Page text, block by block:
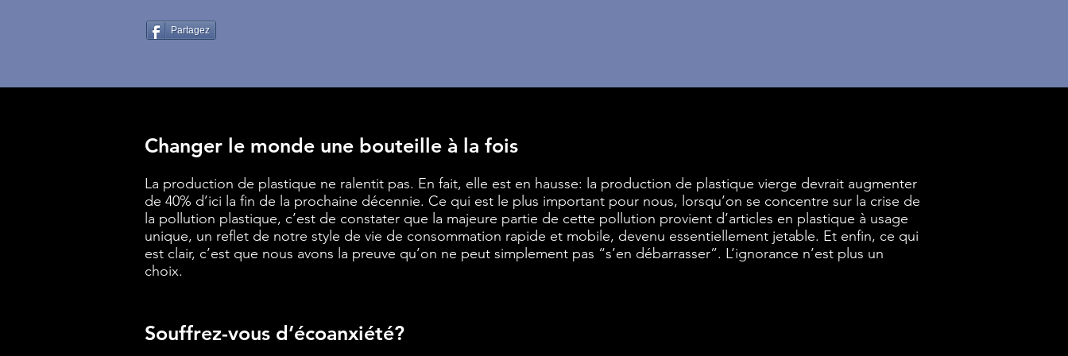
Partagez
Changer le monde une bouteille à la fois
La production de plastique ne ralentit pas. En fait, elle est en hausse: la production de plastique vierge devrait augmenter
de 40% d’ici la fin de la prochaine décennie. Ce qui est le plus important pour nous, lorsqu’on se concentre sur la crise de
la pollution plastique, c’est de constater que la majeure partie de cette pollution provient d’articles en plastique à usage
unique, un reflet de notre style de vie de consommation rapide et mobile, devenu essentiellement jetable. Et enfin, ce qui
est clair, c’est que nous avons la preuve qu’on ne peut simplement pas “s’en débarrasser”. L’ignorance n’est plus un
choix.
Souffrez-vous d’écoanxiété?